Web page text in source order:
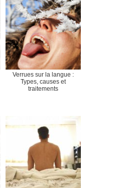
Verrues sur la langue :
Types, causes et
traitements